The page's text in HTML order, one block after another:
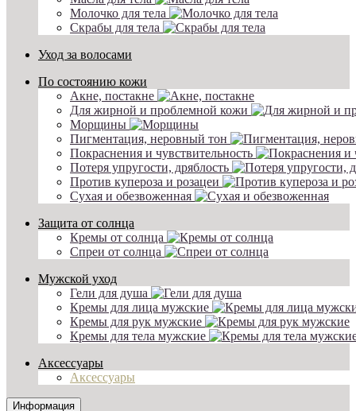
Молочко для тела
Скрабы для тела
Уход за волосами
По состоянию кожи
Акне, постакне
Для жирной и проблемной кожи
Морщины
Пигментация, неровный тон
Покраснения и чувствительность
Потеря упругости, дряблость
Против купероза и розацеи
Сухая и обезвоженная
Защита от солнца
Кремы от солнца
Спреи от солнца
Мужской уход
Гели для душа
Кремы для лица мужские
Кремы для рук мужские
Кремы для тела мужские
Аксессуары
Аксессуары
Информация